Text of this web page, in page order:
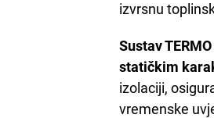
izvrsnu
Sustav
statičkim
izolaciji,
vremenske